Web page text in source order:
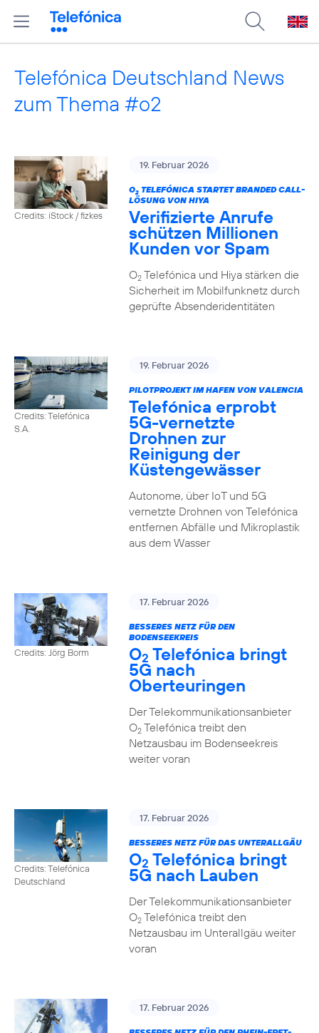
Telefónica Deutschland News
zum Thema #o2
Credits: iStock / fizkes
19. Februar 2026
O2TELEFÓNICA STARTET BRANDED CALL-
LÖSUNG VON HIYA
Verifizierte Anrufe
schützen Millionen
Kunden vor Spam
O2Telefónica und Hiya stärken die
Sicherheit im Mobilfunknetz durch
geprüfte Absenderidentitäten
Credits: Telefónica
S.A.
19. Februar 2026
PILOTPROJEKT IM HAFEN VON VALENCIA
Telefónica erprobt
5G-vernetzte
Drohnen zur
Reinigung der
Küstengewässer
Autonome, über IoT und 5G
vernetzte Drohnen von Telefónica
entfernen Abfälle und Mikroplastik
aus dem Wasser
Credits: Jörg Borm
17. Februar 2026
BESSERES NETZ FÜR DEN
BODENSEEKREIS
O2 Telefónica bringt
5G nach
Oberteuringen
Der Telekommunikationsanbieter
O2Telefónica treibt den
Netzausbau im Bodenseekreis
weiter voran
Credits: Telefónica
Deutschland
17. Februar 2026
BESSERES NETZ FÜR DAS UNTERALLGÄU
O2 Telefónica bringt
5G nach Lauben
Der Telekommunikationsanbieter
O2Telefónica treibt den
Netzausbau im Unterallgäu weiter
voran
17. Februar 2026